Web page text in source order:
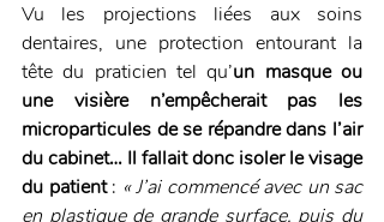
Vu les projections liées aux soins
dentaires, une protection entourant la
tête du praticien tel qu’un masque ou
une visière n’empêcherait pas les
microparticules de se répandre dans l’air
du cabinet… Il fallait donc isoler le visage
du patient : « J’ai commencé avec un sac
en plastique de grande surface, puis du